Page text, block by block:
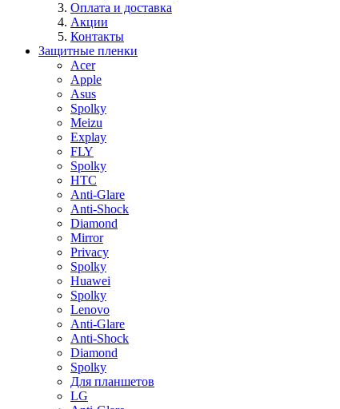
Оплата и доставка
Акции
Контакты
Защитные пленки
Acer
Apple
Asus
Spolky
Meizu
Explay
FLY
Spolky
HTC
Anti-Glare
Anti-Shock
Diamond
Mirror
Privacy
Spolky
Huawei
Spolky
Lenovo
Anti-Glare
Anti-Shock
Diamond
Spolky
Для планшетов
LG